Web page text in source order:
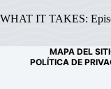
WHAT IT TAKES:
MAPA DEL
POLÍTICA DE